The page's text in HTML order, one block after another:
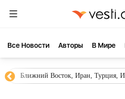
Все Новости Aвторы В Мире
Ближний Восток, Иран, Турция,